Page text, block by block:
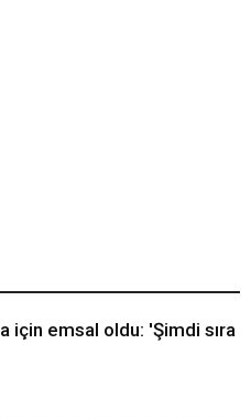
için emsal oldu: 'Şimdi sıra